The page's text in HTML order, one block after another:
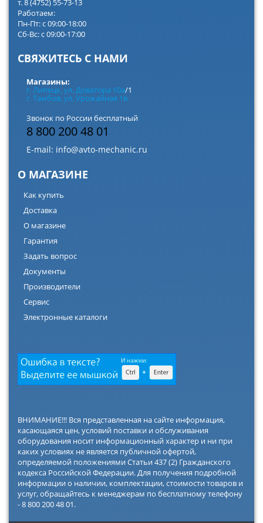
т. 8 (4752) 55-73-13
Работаем:
Пн-Пт: с 09:00-18:00
Сб-Вс: с 09:00-17:00
СВЯЖИТЕСЬ С НАМИ
Магазины:
г. Липецк, ул. Доватора 10а/1
г. Тамбов, ул. Урожайная 1в
Звонок по России бесплатный
8 800 200 48 01
E-mail: info@avto-mechanic.ru
О МАГАЗИНЕ
Как купить
Доставка
О магазине
Гарантия
Задать вопрос
Документы
Производители
Сервис
Электронные каталоги
ВНИМАНИЕ!!! Вся представленная на сайте информация,
касающаяся цен, условий поставки и обслуживания
оборудования носит информационный характер и ни при
каких условиях не является публичной офертой,
определяемой положениями Статьи 437 (2) Гражданского
кодекса Российской Федерации. Для получения подробной
информации о наличии, комплектации, стоимости товаров и
услуг, обращайтесь к менеджерам по бесплатному телефону
- 8 800 200 48 01.